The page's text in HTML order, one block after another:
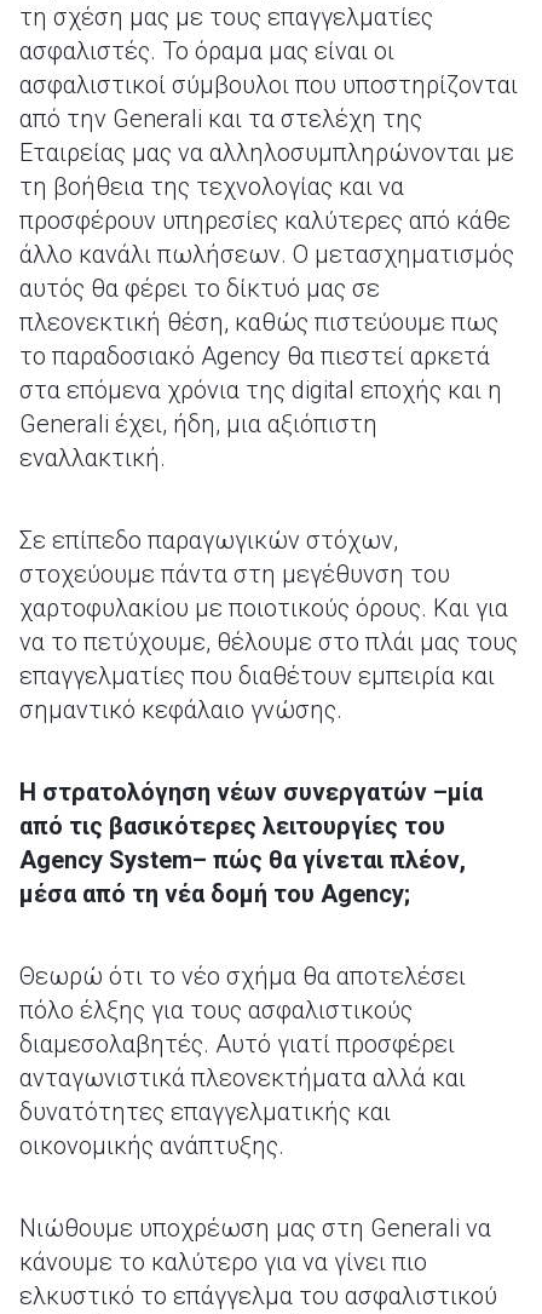
τη σχέση μας με τους επαγγελματίες
ασφαλιστές. Το όραμα μας είναι οι
ασφαλιστικοί σύμβουλοι που υποστηρίζονται
από την Generali και τα στελέχη της
Εταιρείας μας να αλληλοσυμπληρώνονται με
τη βοήθεια της τεχνολογίας και να
προσφέρουν υπηρεσίες καλύτερες από κάθε
άλλο κανάλι πωλήσεων. Ο μετασχηματισμός
αυτός θα φέρει το δίκτυό μας σε
πλεονεκτική θέση, καθώς πιστεύουμε πως
το παραδοσιακό Agency θα πιεστεί αρκετά
στα επόμενα χρόνια της digital εποχής και η
Generali έχει, ήδη, μια αξιόπιστη
εναλλακτική.
Σε επίπεδο παραγωγικών στόχων,
στοχεύουμε πάντα στη μεγέθυνση του
χαρτοφυλακίου με ποιοτικούς όρους. Και για
να το πετύχουμε, θέλουμε στο πλάι μας τους
επαγγελματίες που διαθέτουν εμπειρία και
σημαντικό κεφάλαιο γνώσης.
Η στρατολόγηση νέων συνεργατών –μία
από τις βασικότερες λειτουργίες του
Agency System– πώς θα γίνεται πλέον,
μέσα από τη νέα δομή του Agency;
Θεωρώ ότι το νέο σχήμα θα αποτελέσει
πόλο έλξης για τους ασφαλιστικούς
διαμεσολαβητές. Αυτό γιατί προσφέρει
ανταγωνιστικά πλεονεκτήματα αλλά και
δυνατότητες επαγγελματικής και
οικονομικής ανάπτυξης.
Νιώθουμε υποχρέωση μας στη Generali να
κάνουμε το καλύτερο για να γίνει πιο
ελκυστικό το επάγγελμα του ασφαλιστικού